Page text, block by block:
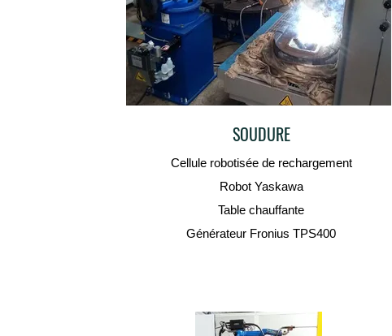
SOUDURE
Cellule robotisée de rechargement
Robot Yaskawa
Table chauffante
Générateur Fronius TPS400